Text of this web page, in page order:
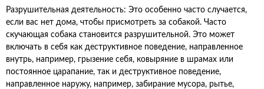
Разрушительная деятельность: Это особенно часто случается,
если вас нет дома, чтобы присмотреть за собакой. Часто
скучающая собака становится разрушительной. Это может
включать в себя как деструктивное поведение, направленное
внутрь, например, грызение себя, ковыряние в шрамах или
постоянное царапание, так и деструктивное поведение,
направленное наружу, например, забирание мусора, рытье,